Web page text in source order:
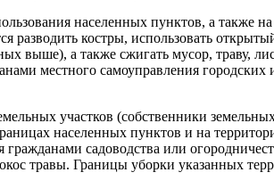
населенных пунктов, а также
разводить костры, использовать
выше), а также сжигать мусор, траву,
местного самоуправления
участков (собственники
населенных пунктов и на
гражданами садоводства или
травы. Границы уборки указанных